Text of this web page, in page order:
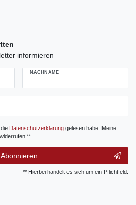
informieren
NACHNAME
Daten­schutz­erklärunggelesen habe. Meine
Abonnieren
** Hierbei handelt es sich um ein Pflichtfeld.